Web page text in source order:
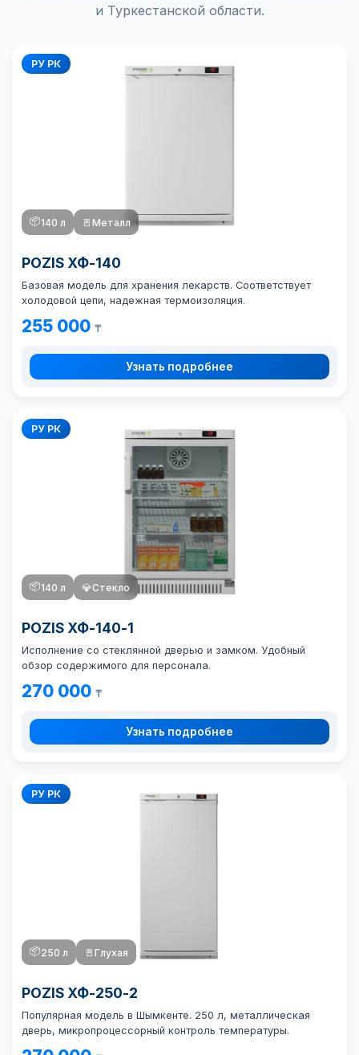
и Туркестанской области.
РУ РК
📦140 л 🚪 Металл
POZIS ХФ-140
Базовая модель для хранения лекарств. Соответствует
холодовой цепи, надежная термоизоляция.
255 000 ₸
Узнать подробнее
РУ РК
📦140 л 💎Стекло
POZIS ХФ-140-1
Исполнение со стеклянной дверью и замком. Удобный
обзор содержимого для персонала.
270 000 ₸
Узнать подробнее
РУ РК
📦250 л 🚪 Глухая
POZIS ХФ-250-2
Популярная модель в Шымкенте. 250 л, металлическая
дверь, микропроцессорный контроль температуры.